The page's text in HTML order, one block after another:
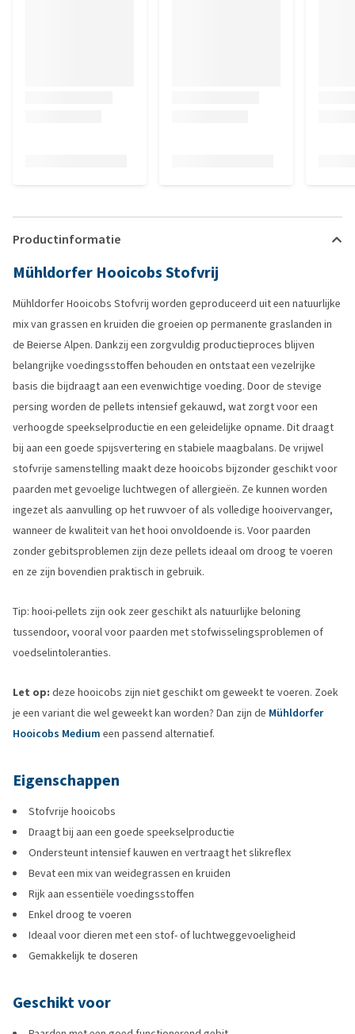
Productinformatie
Mühldorfer Hooicobs Stofvrij
Mühldorfer Hooicobs Stofvrij worden geproduceerd uit een natuurlijke
mix van grassen en kruiden die groeien op permanente graslanden in
de Beierse Alpen. Dankzij een zorgvuldig productieproces blijven
belangrijke voedingsstoffen behouden en ontstaat een vezelrijke
basis die bijdraagt aan een evenwichtige voeding. Door de stevige
persing worden de pellets intensief gekauwd, wat zorgt voor een
verhoogde speekselproductie en een geleidelijke opname. Dit draagt
bij aan een goede spijsvertering en stabiele maagbalans. De vrijwel
stofvrije samenstelling maakt deze hooicobs bijzonder geschikt voor
paarden met gevoelige luchtwegen of allergieën. Ze kunnen worden
ingezet als aanvulling op het ruwvoer of als volledige hooivervanger,
wanneer de kwaliteit van het hooi onvoldoende is. Voor paarden
zonder gebitsproblemen zijn deze pellets ideaal om droog te voeren
en ze zijn bovendien praktisch in gebruik.
Tip: hooi-pellets zijn ook zeer geschikt als natuurlijke beloning
tussendoor, vooral voor paarden met stofwisselingsproblemen of
voedselintoleranties.
Let op: deze hooicobs zijn niet geschikt om geweekt te voeren. Zoek
je een variant die wel geweekt kan worden? Dan zijn de Mühldorfer
Hooicobs Medium een passend alternatief.
Eigenschappen
Stofvrije hooicobs
Draagt bij aan een goede speekselproductie
Ondersteunt intensief kauwen en vertraagt het slikreflex
Bevat een mix van weidegrassen en kruiden
Rijk aan essentiële voedingsstoffen
Enkel droog te voeren
Ideaal voor dieren met een stof- of luchtweggevoeligheid
Gemakkelijk te doseren
Geschikt voor